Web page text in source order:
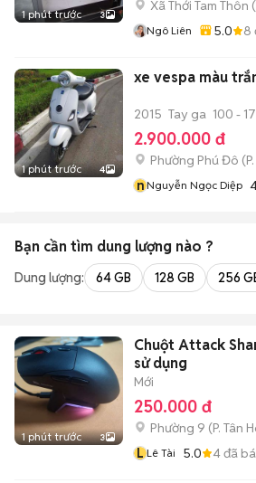
1 phút trước 3
Xã Thới Tam Thôn (
Ngô Liên 5.0 8
1 phút trước 4
xe vespa màu
2015 Tay ga 100 -
2.900.000 đ
Phường Phú Đô (
nNguyễn Ngọc Diệp
Bạn cần tìm dung lượng nào ?
Dung lượng: 64 GB 128 GB 256
1 phút trước 3
Chuột Attack
sử dụng
Mới
250.000 đ
Phường 9 (P. Tân
L Lê Tài 5.0 4đã